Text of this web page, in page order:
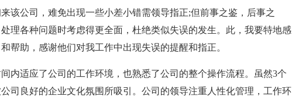
该公司，难免出现一些小差小错需领导指正;但前事之鉴，后事之
理各种问题时考虑得更全面，杜绝类似失误的发生。此，我要特地感
帮助，感谢他们对我工作中出现失误的提醒和指正。
适应了公司的工作环境，也熟悉了公司的整个操作流程。虽然3个
司良好的企业文化氛围所吸引。公司的领导注重人性化管理，工作环